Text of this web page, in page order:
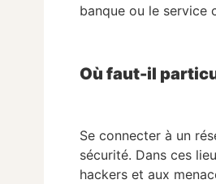
banque ou le service
Où faut-il
Se connecter à un
sécurité. Dans ces
hackers et aux